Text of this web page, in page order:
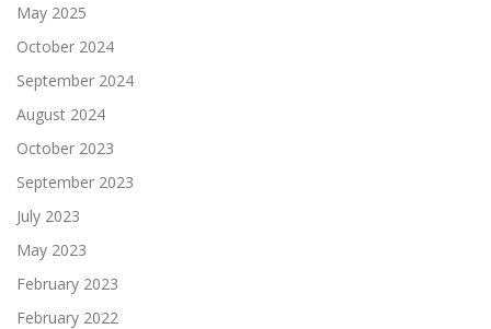
May 2025
October 2024
September 2024
August 2024
October 2023
September 2023
July 2023
May 2023
February 2023
February 2022